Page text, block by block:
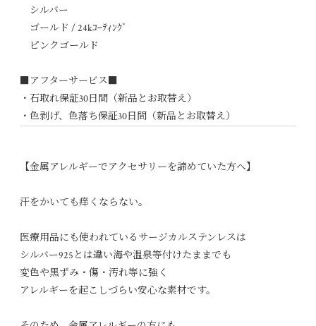
シルバー
ゴールド / 24kｺｰﾃｨﾝｸﾞ
ピンクゴールド
■アフターサービス■
・石取れ保証30日間（新品とお取替え）
・色剥げ、色落ち保証30日間（新品とお取替え）
【金属アレルギーでアクセサリーを諦めていた方へ】
汗をかいても痒くならない。
医療用品にも使われているサージカルステンレスは
シルバー925とは違い海や温泉等付けたままでも
変色や黒ずみ・傷・汚れ等に強く
アレルギーを起こしづらい安心な素材です。